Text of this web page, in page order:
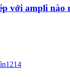
với ampli nào
1214